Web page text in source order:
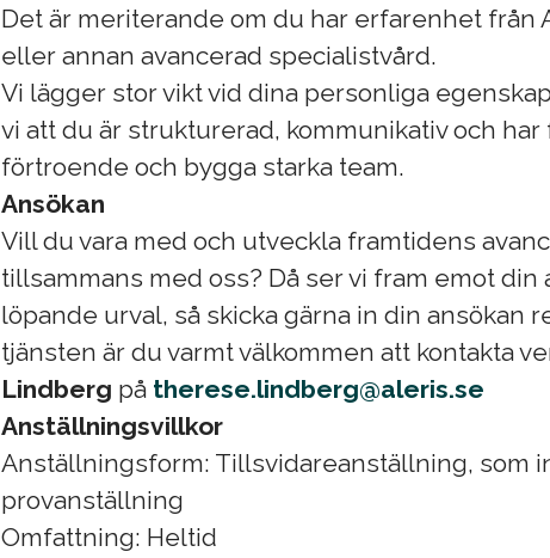
Det är meriterande om du har erfarenhet från
eller annan avancerad specialistvård.
Vi lägger stor vikt vid dina personliga
vi att du är strukturerad, kommunikativ och har
förtroende och bygga starka team.
Ansökan
Vill du vara med och utveckla framtidens
tillsammans med oss? Då ser vi fram emot din
löpande urval, så skicka gärna in din ansökan
tjänsten är du varmt välkommen att kontakta
Lindberg på therese.lindberg@aleris.se
Anställningsvillkor
Anställningsform: Tillsvidareanställning, som
provanställning
Omfattning: Heltid